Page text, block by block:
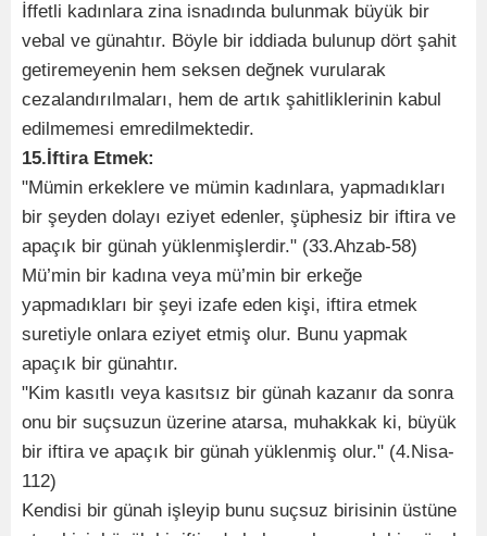
İffetli kadınlara zina isnadında bulunmak büyük bir
vebal ve günahtır. Böyle bir iddiada bulunup dört şahit
getiremeyenin hem seksen değnek vurularak
cezalandırılmaları, hem de artık şahitliklerinin kabul
edilmemesi emredilmektedir.
15.İftira Etmek:
"Mümin erkeklere ve mümin kadınlara, yapmadıkları
bir şeyden dolayı eziyet edenler, şüphesiz bir iftira ve
apaçık bir günah yüklenmişlerdir." (33.Ahzab-58)
Mü’min bir kadına veya mü’min bir erkeğe
yapmadıkları bir şeyi izafe eden kişi, iftira etmek
suretiyle onlara eziyet etmiş olur. Bunu yapmak
apaçık bir günahtır.
"Kim kasıtlı veya kasıtsız bir günah kazanır da sonra
onu bir suçsuzun üzerine atarsa, muhakkak ki, büyük
bir iftira ve apaçık bir günah yüklenmiş olur." (4.Nisa-
112)
Kendisi bir günah işleyip bunu suçsuz birisinin üstüne